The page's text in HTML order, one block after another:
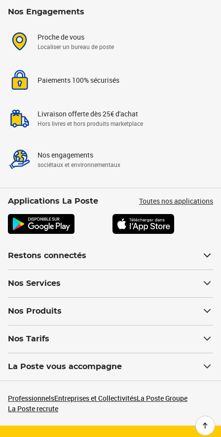
Nos Engagements
Proche de vous
Localiser un bureau de poste
Paiements 100% sécurisés
Livraison offerte dès 25€ d'achat
Hors livres et hors produits marketplace
Nos engagements
sociétaux et environnementaux
Applications La Poste Toutes nos applications
Restons connectés
Nos Services
Nos Produits
Nos Tarifs
La Poste vous accompagne
ProfessionnelsEntreprises et CollectivitésLa Poste Groupe
La Poste recrute